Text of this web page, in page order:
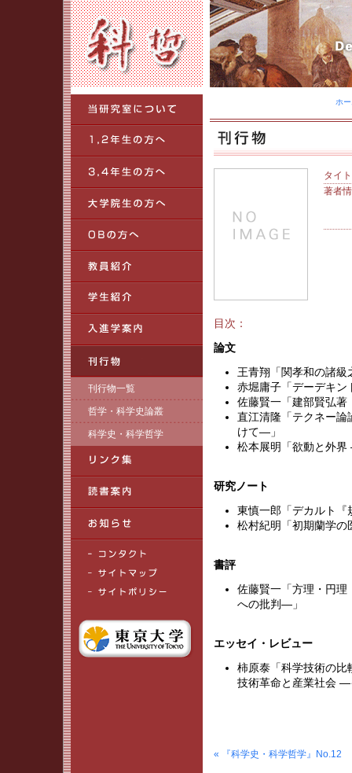
刊行物一覧
哲学・科学史論叢
科学史・科学哲学
ホ
タイ
著者
目次：
論文
王青翔「関孝和の諸級
赤堀庸子「デーデキン
佐藤賢一「建部賢弘著
直江清隆「テクネー
けて―」
松本展明「欲動と外
研究ノート
東慎一郎「デカルト『
松村紀明「初期蘭学の
書評
佐藤賢一「方理・円
への批判―」
エッセイ・レビュー
柿原泰「科学技術の
技術革命と産業社会
« 『科学史・科学哲学』No.12